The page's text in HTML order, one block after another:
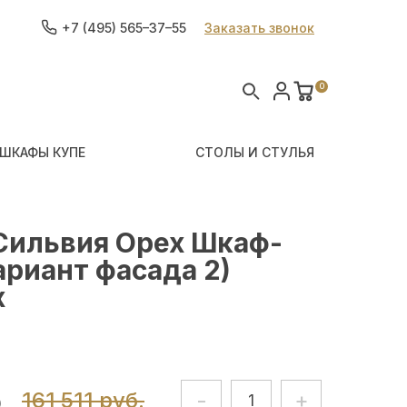
+7 (495) 565–37–55 Заказать звонок
0
ШКАФЫ КУПЕ СТОЛЫ И СТУЛЬЯ
Орех Шкаф-
фасада 2)
161 511 руб. - +